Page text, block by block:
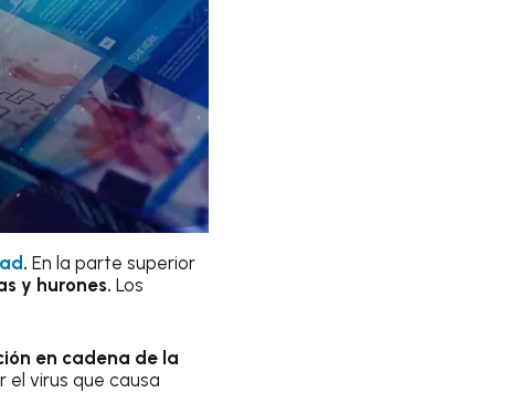
. En la parte superior
y hurones. Los
en cadena de la
virus que causa